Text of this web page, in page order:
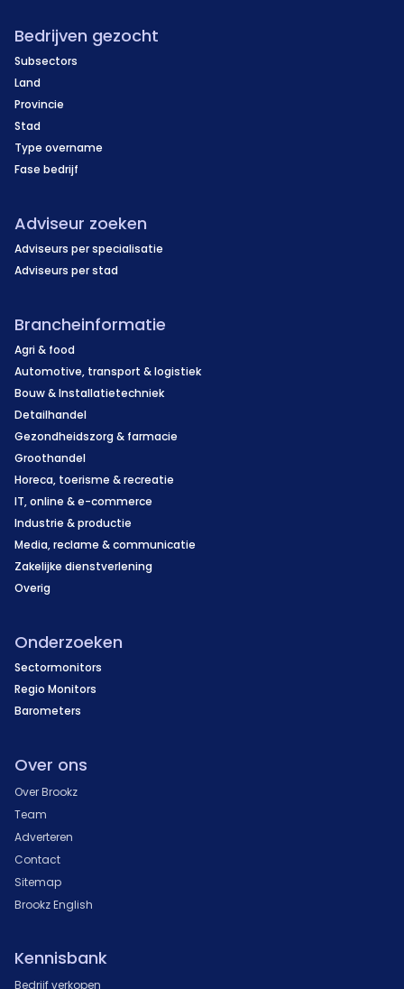
Bedrijven gezocht
Subsectors
Land
Provincie
Stad
Type overname
Fase bedrijf
Adviseur zoeken
Adviseurs per specialisatie
Adviseurs per stad
Brancheinformatie
Agri & food
Automotive, transport & logistiek
Bouw & Installatietechniek
Detailhandel
Gezondheidszorg & farmacie
Groothandel
Horeca, toerisme & recreatie
IT, online & e-commerce
Industrie & productie
Media, reclame & communicatie
Zakelijke dienstverlening
Overig
Onderzoeken
Sectormonitors
Regio Monitors
Barometers
Over ons
Over Brookz
Team
Adverteren
Contact
Sitemap
Brookz English
Kennisbank
Bedrijf verkopen